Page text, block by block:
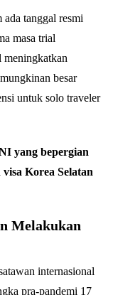
ada tanggal resmi
masa trial
meningkatkan
besar
untuk solo traveler
yang bepergian
Korea Selatan
Melakukan
internasional
pra-pandemi 17